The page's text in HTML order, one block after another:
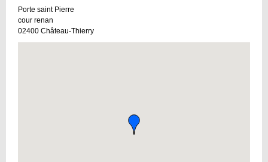
Porte saint Pierre
cour renan
02400 Château-Thierry